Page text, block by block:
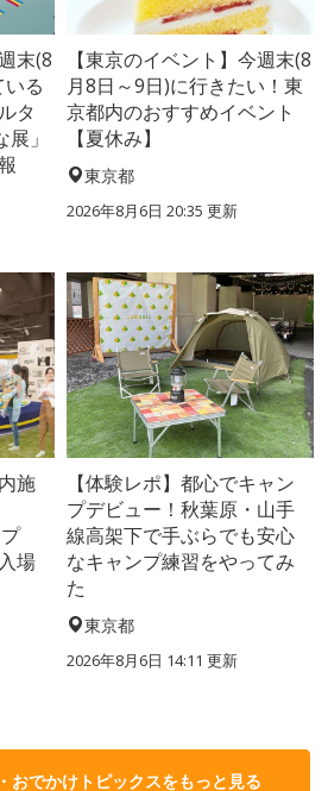
末(8
る
タ
」
【東京のイベント】今週末(8
月8日～9日)に行きたい！東
京都内のおすすめイベント
【夏休み】
東京都
2026年8月6日 20:35 更新
施
場
【体験レポ】都心でキャン
プデビュー！秋葉原・山手
線高架下で手ぶらでも安心
なキャンプ練習をやってみ
た
東京都
2026年8月6日 14:11 更新
おでかけトピックスをもっと見る